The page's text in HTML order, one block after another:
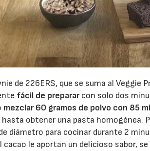
de 226ERS, que se suma al Veggie
fácil de prepararcon solo dos
mezclar 60 gramos de polvo con 85
obtener una pasta homogénea.
diámetro para cocinar durante 2
cacao le aportan un delicioso sabor, se